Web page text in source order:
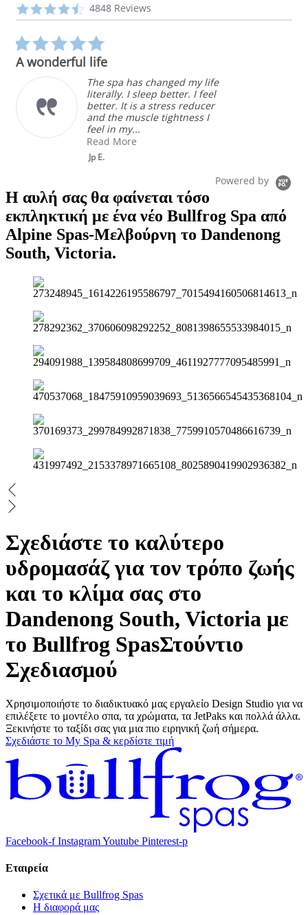
Reviews
carousel
4.3
star
4848 Reviews
rating
A wonderful life
The spa has changed my life
literally. I sleep better. I feel
better. It is a stress reducer
and the muscle tightness I
feel in my...
Read More
Jp E.
Powered by
Η αυλή σας θα φαίνεται τόσο
εκπληκτική με ένα νέο Bullfrog Spa από
Alpine Spas-Μελβούρνη το Dandenong
South, Victoria.
Σχεδιάστε το καλύτερο
υδρομασάζ για τον τρόπο ζωής
και το κλίμα σας στο
Dandenong South, Victoria με
το Bullfrog SpasΣτούντιο
Σχεδιασμού
Χρησιμοποιήστε το διαδικτυακό μας εργαλείο Design Studio για να
επιλέξετε το μοντέλο σπα, τα χρώματα, τα JetPaks και πολλά άλλα.
Ξεκινήστε το ταξίδι σας για μια πιο ειρηνική ζωή σήμερα.
Σχεδιάστε το My Spa & κερδίστε τιμή
Facebook-f InstagramYoutube Pinterest-p
Εταιρεία
Σχετικά με Bullfrog Spas
Η διαφορά μας